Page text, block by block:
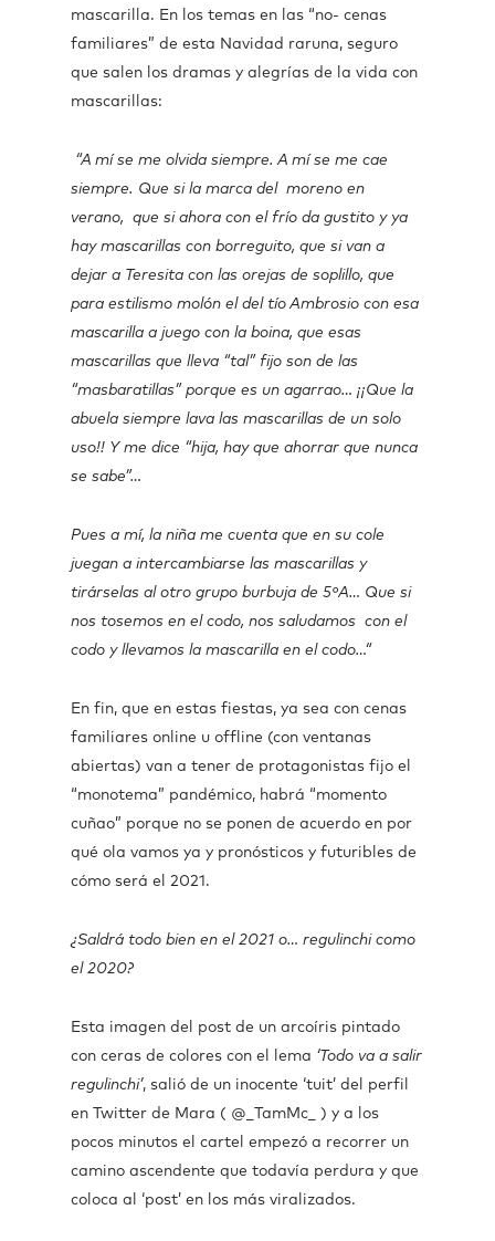
mascarilla. En los temas en las “no- cenas
familiares” de esta Navidad raruna, seguro
que salen los dramas y alegrías de la vida con
mascarillas:
“A mí se me olvida siempre. A mí se me cae
siempre. Que si la marca del moreno en
verano, que si ahora con el frío da gustito y ya
hay mascarillas con borreguito, que si van a
dejar a Teresita con las orejas de soplillo, que
para estilismo molón el del tío Ambrosio con esa
mascarilla a juego con la boina, que esas
mascarillas que lleva “tal” fijo son de las
“masbaratillas” porque es un agarrao… ¡¡Que la
abuela siempre lava las mascarillas de un solo
uso!! Y me dice “hija, hay que ahorrar que nunca
se sabe”…
Pues a mí, la niña me cuenta que en su cole
juegan a intercambiarse las mascarillas y
tirárselas al otro grupo burbuja de 5ºA… Que si
nos tosemos en el codo, nos saludamos con el
codo y llevamos la mascarilla en el codo…“
En fin, que en estas fiestas, ya sea con cenas
familiares online u offline (con ventanas
abiertas) van a tener de protagonistas fijo el
“monotema” pandémico, habrá “momento
cuñao” porque no se ponen de acuerdo en por
qué ola vamos ya y pronósticos y futuribles de
cómo será el 2021.
¿Saldrá todo bien en el 2021 o… regulinchi como
el 2020?
Esta imagen del post de un arcoíris pintado
con ceras de colores con el lema ‘Todo va a salir
regulinchi’, salió de un inocente ‘tuit’ del perfil
en Twitter de Mara ( @_TamMc_ ) y a los
pocos minutos el cartel empezó a recorrer un
camino ascendente que todavía perdura y que
coloca al ‘post’ en los más viralizados.